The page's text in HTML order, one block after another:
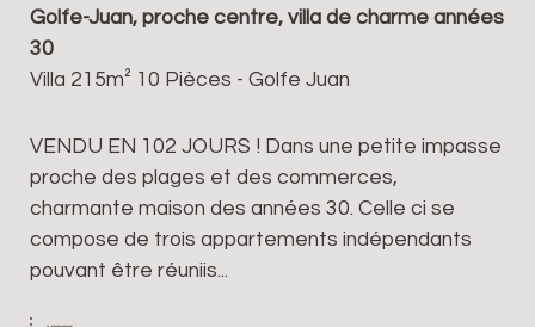
Golfe-Juan, proche centre, villa de charme années
30
Villa 215m² 10 Pièces - Golfe Juan
VENDU EN 102 JOURS ! Dans une petite impasse
proche des plages et des commerces,
charmante maison des années 30. Celle ci se
compose de trois appartements indépendants
pouvant être réuniis...